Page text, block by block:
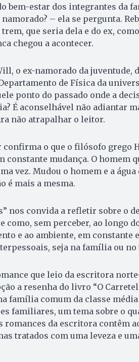
bem-estar dos integrantes da
– ela se pergunta.
que seria dela e do ex,
chegou a acontecer.
o ex-namorado da juventude,
de Física da
ponto do passado onde a
É aconselhável não adiantar
não atrapalhar o leitor.
confirma o que o filósofo grego
constante mudança. O homem
vez. Mudou o homem e a
é mais a mesma.
nos convida a refletir sobre o
como, sem perceber, ao longo
e ao ambiente, em constante
seja na família ou no
que leio da escritora
a resenha do livro “O
família comum da classe média
familiares, um tema sobre o
romances da escritora contêm
tratados com uma leveza e